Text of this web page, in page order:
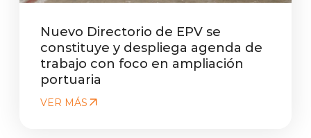
Nuevo Directorio de EPV se
constituye y despliega agenda de
trabajo con foco en ampliación
portuaria
VER MÁS